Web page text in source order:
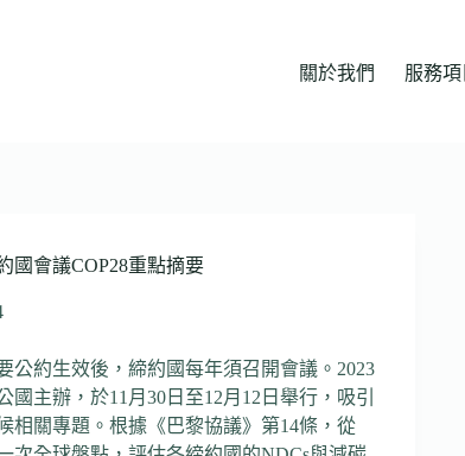
關於我們 服務項
國會議COP28重點摘要
公約生效後，締約國每年須召開會議。2023
國主辦，於11月30日至12月12日舉行，吸引
相關專題。根據《巴黎協議》第14條，從